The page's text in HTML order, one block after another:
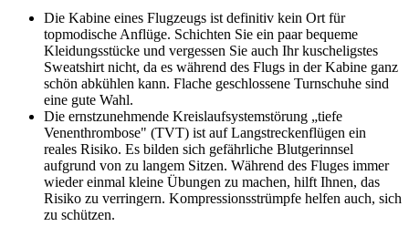
Die Kabine eines Flugzeugs ist definitiv kein Ort für
topmodische Anflüge. Schichten Sie ein paar bequeme
Kleidungsstücke und vergessen Sie auch Ihr kuscheligstes
Sweatshirt nicht, da es während des Flugs in der Kabine ganz
schön abkühlen kann. Flache geschlossene Turnschuhe sind
eine gute Wahl.
Die ernstzunehmende Kreislaufsystemstörung „tiefe
Venenthrombose" (TVT) ist auf Langstreckenflügen ein
reales Risiko. Es bilden sich gefährliche Blutgerinnsel
aufgrund von zu langem Sitzen. Während des Fluges immer
wieder einmal kleine Übungen zu machen, hilft Ihnen, das
Risiko zu verringern. Kompressionsstrümpfe helfen auch, sich
zu schützen.